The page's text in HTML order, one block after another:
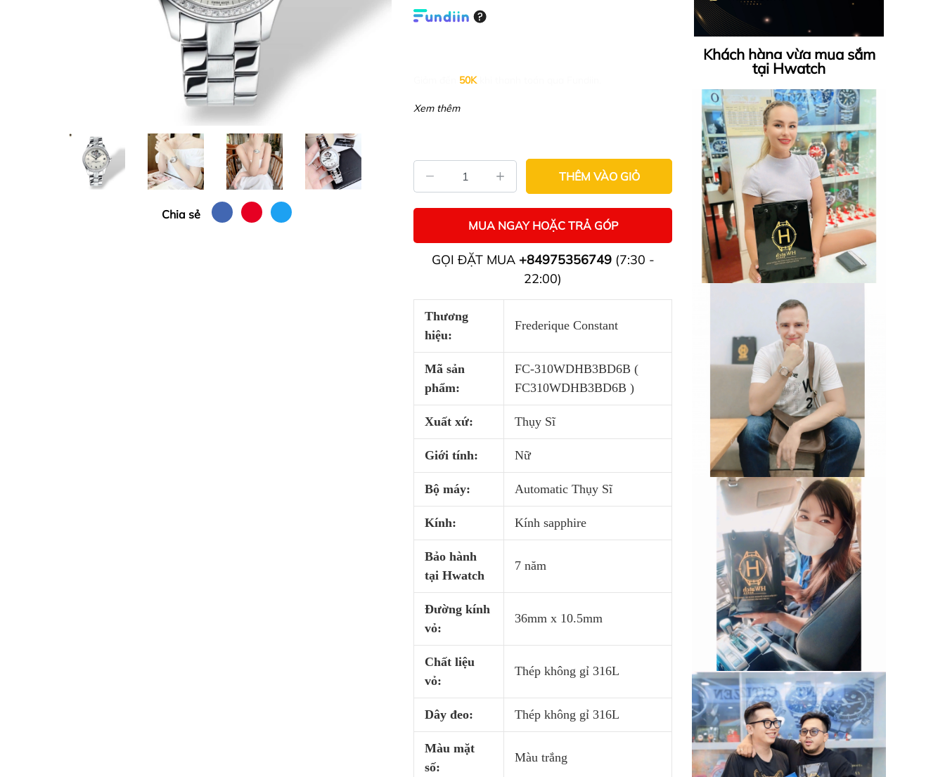
Chia sẻ
50K
Xem thêm
THÊM VÀO GIỎ
MUA NGAY HOẶC TRẢ GÓP
GỌI ĐẶT MUA +84975356749(7:30 -
22:00)
Thương
hiệu:
Frederique Constant
Mã sản
phẩm:
FC-310WDHB3BD6B (
FC310WDHB3BD6B )
Xuất xứ: Thụy Sĩ
Giới tính: Nữ
Bộ máy: Automatic Thụy Sĩ
Kính: Kính sapphire
Bảo hành
tại Hwatch
7 năm
Đường kính
vỏ:
36mm x 10.5mm
Chất liệu
vỏ:
Thép không gỉ 316L
Dây đeo: Thép không gỉ 316L
Màu mặt
số:
Màu trắng
Khách hàng vừa mua sắm
tại Hwatch